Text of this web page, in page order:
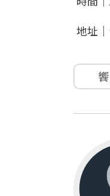
地址